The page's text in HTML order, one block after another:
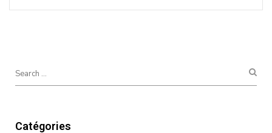
Catégories